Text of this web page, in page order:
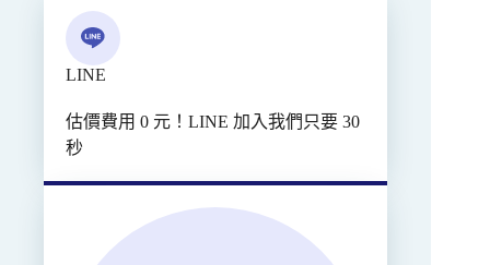
LINE
估價費用 0 元！LINE 加入我們只要 30
秒